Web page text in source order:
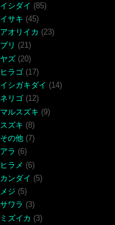
イシダイ (85)
イサキ (45)
アオリイカ (23)
ブリ (21)
ヤズ (20)
ヒラゴ (17)
イシガキダイ (14)
ネリゴ (12)
マルスズキ (9)
スズキ (8)
その他 (7)
アラ (6)
ヒラメ (6)
カンダイ (5)
メジ (5)
サワラ (3)
ミズイカ (3)